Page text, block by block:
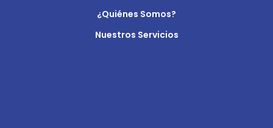
¿Quiénes Somos?
Nuestros Servicios